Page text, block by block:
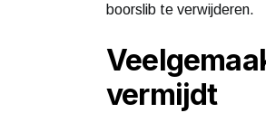
boorslib te verwijderen.
vermijdt